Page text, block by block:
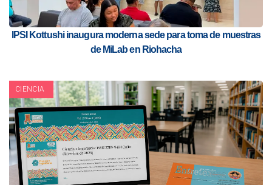
IPSI Kottushi inaugura moderna sede para toma de muestras
de MiLab en Riohacha
CIENCIA